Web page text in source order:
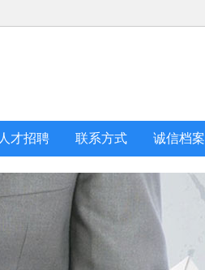
人才招聘 联系方式 诚信档案